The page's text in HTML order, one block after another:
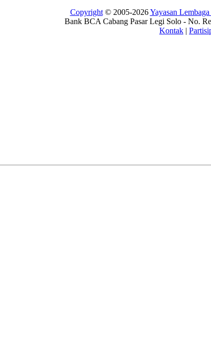
Copyright© 2005-2026Yayasan
Bank BCA Cabang Pasar Legi Solo - No.
Kontak |